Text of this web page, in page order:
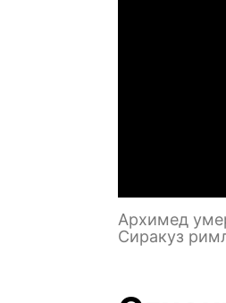
Архимед
Сиракуз